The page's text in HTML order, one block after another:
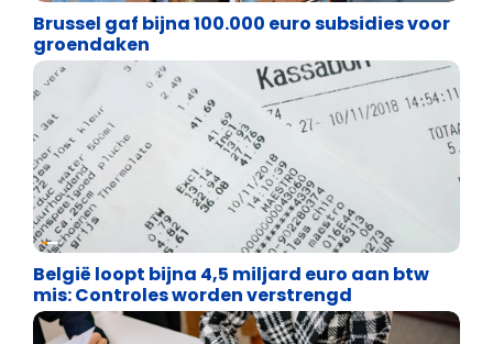
Brussel gaf bijna 100.000 euro subsidies voor
groendaken
Financiële vrijheid
België loopt bijna 4,5 miljard euro aan btw
mis: Controles worden verstrengd